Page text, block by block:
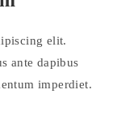
elit.
ante dapibus
imperdiet.